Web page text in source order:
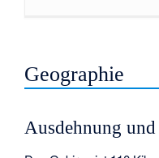
Geographie
Ausdehnung